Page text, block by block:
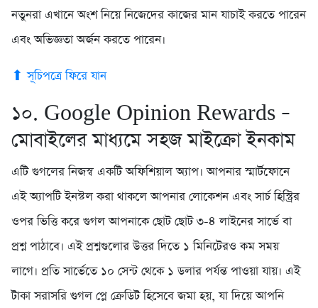
নতুনরা এখানে অংশ নিয়ে নিজেদের কাজের মান যাচাই করতে পারেন
এবং অভিজ্ঞতা অর্জন করতে পারেন।
⬆ সূচিপত্রে ফিরে যান
১০. Google Opinion Rewards –
মোবাইলের মাধ্যমে সহজ মাইক্রো ইনকাম
এটি গুগলের নিজস্ব একটি অফিশিয়াল অ্যাপ। আপনার স্মার্টফোনে
এই অ্যাপটি ইনস্টল করা থাকলে আপনার লোকেশন এবং সার্চ হিস্ট্রির
ওপর ভিত্তি করে গুগল আপনাকে ছোট ছোট ৩-৪ লাইনের সার্ভে বা
প্রশ্ন পাঠাবে। এই প্রশ্নগুলোর উত্তর দিতে ১ মিনিটেরও কম সময়
লাগে। প্রতি সার্ভেতে ১০ সেন্ট থেকে ১ ডলার পর্যন্ত পাওয়া যায়। এই
টাকা সরাসরি গুগল প্লে ক্রেডিট হিসেবে জমা হয়, যা দিয়ে আপনি